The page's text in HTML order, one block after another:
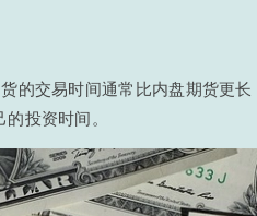
的交易时间通常比内盘期货更
投资时间。